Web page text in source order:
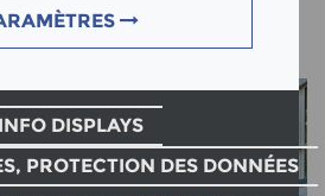
DISPLAYS
PROTECTION DES DONNÉES
nos col­la­bo­ra­teurs des bu­reaux
les sou­haits de nos cli­ents*.